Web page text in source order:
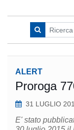
ALERT
Proroga
31 LUGLIO
E' stato